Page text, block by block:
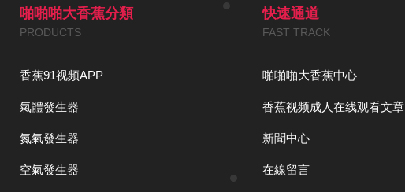
啪啪啪大香蕉分類
PRODUCTS
香蕉91视频APP
氣體發生器
氮氣發生器
空氣發生器
快速通道
FAST TRACK
啪啪啪大香蕉中心
香蕉视频成人在线观看文章
新聞中心
在線留言